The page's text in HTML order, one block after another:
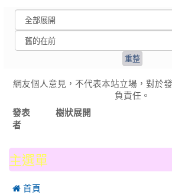
網友個人意見，不代表本站立場，對於
負責任。
發表
者
樹狀展開
主選單
 首頁